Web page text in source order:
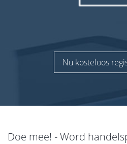
Nu kosteloos
Doe mee! - Word